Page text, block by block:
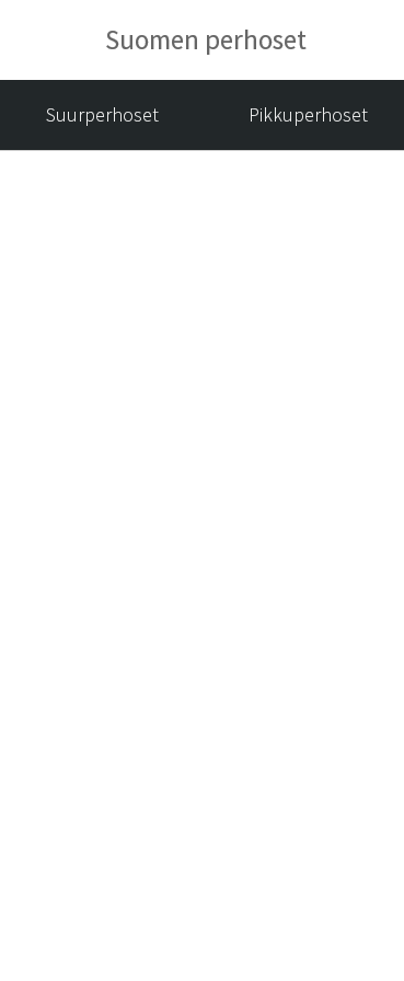
Suomen perhoset
Suurperhoset Pikkuperhoset